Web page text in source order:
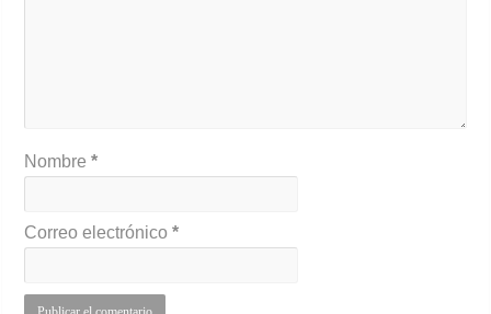
Nombre*
Correo electrónico*